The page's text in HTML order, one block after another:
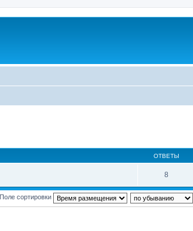
ОТВЕТЫ
8
Поле сортировки